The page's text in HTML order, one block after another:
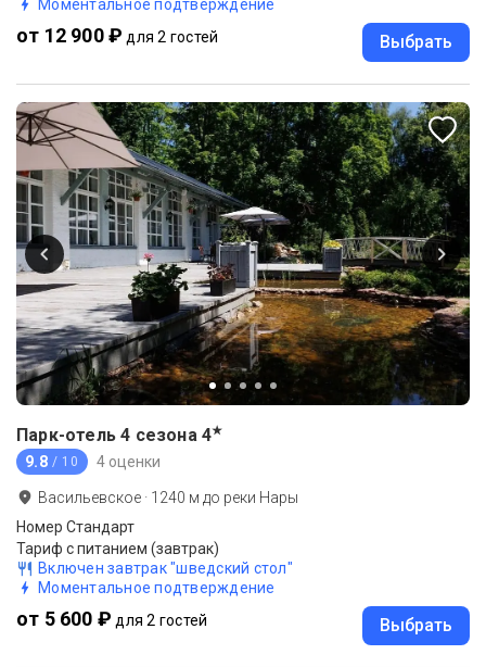
Моментальное подтверждение
от 12 900 ₽ для 2 гостей Выбрать
Парк-отель 4 сезона 4★
9.8 / 10 4 оценки
Васильевское · 1240 м до реки Нары
Номер Стандарт
Тариф с питанием (завтрак)
Включен завтрак "шведский стол"
Моментальное подтверждение
от 5 600 ₽ для 2 гостей Выбрать